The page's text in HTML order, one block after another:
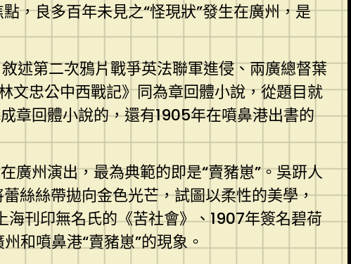
，良多百年未見之“怪現狀”發生在廣州，是
述第二次鴉片戰爭英法聯軍進侵、兩廣總督葉
文忠公中西戰記》同為章回體小說，從題目就
章回體小說的，還有1905年在噴鼻港出書的
廣州演出，最為典範的即是“賣豬崽”。吳趼人
絲絲帶拋向金色光芒，試圖以柔性的美學，
刊印無名氏的《苦社會》、1907年簽名碧荷
和噴鼻港“賣豬崽”的現象。